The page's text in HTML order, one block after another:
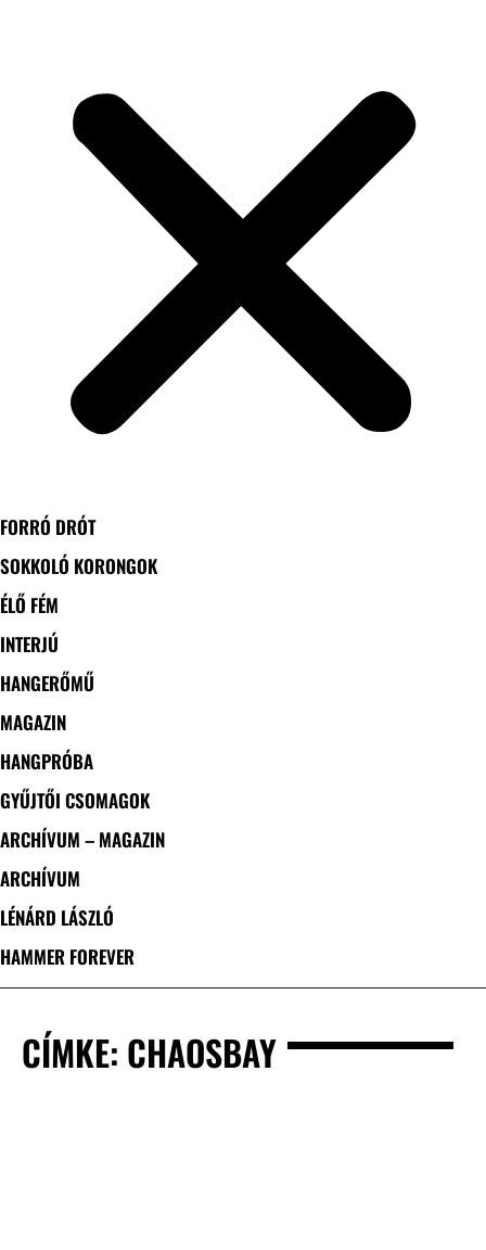
FORRÓ DRÓT
SOKKOLÓ KORONGOK
ÉLŐ FÉM
INTERJÚ
HANGERŐMŰ
MAGAZIN
HANGPRÓBA
GYŰJTŐI CSOMAGOK
ARCHÍVUM – MAGAZIN
ARCHÍVUM
LÉNÁRD LÁSZLÓ
HAMMER FOREVER
CÍMKE: CHAOSBAY